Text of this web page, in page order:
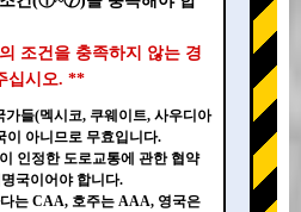
조건을 충족하지 않는 경
십시오. **
가들(멕시코, 쿠웨이트, 사우디아
이 아니므로 무효입니다.
인정한 도로교통에 관한 협약
국이어야 합니다.
는 CAA, 호주는 AAA, 영국은